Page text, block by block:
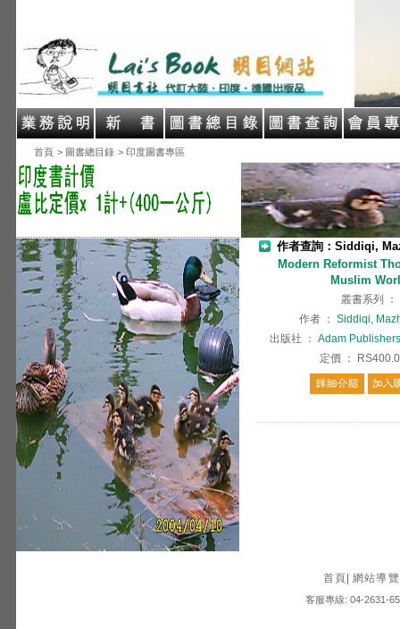
首頁 > 圖書總目錄 > 印度圖書專區
作者查詢：Siddiqi,
Modern Reformist
Muslim
叢書系列
：
作者 ： Siddiqi,
出版社
：
Adam
定價 ：
首頁 網站導覽
客服專線: 04-2631-